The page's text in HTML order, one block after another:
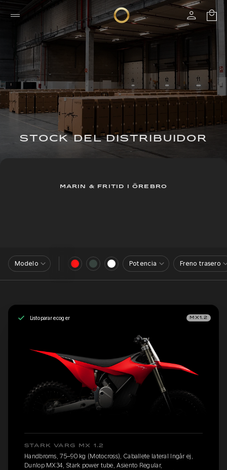
STOCK DEL DISTRIBUIDOR
MARIN & FRITID I ÖREBRO
Modelo Potencia Freno trasero
Listo para recoger MX1.2
STARK VARG MX 1.2
Handbroms, 75–90 kg (Motocross), Caballete lateral Ingår ej,
Dunlop MX34, Stark power tube, Asiento Regular,